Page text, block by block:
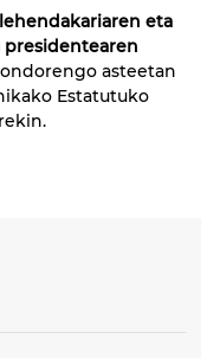
eta
presidentearen
asteetan
Estatutuko